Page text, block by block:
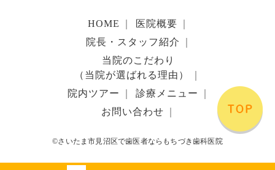
HOME 医院概要
院長・スタッフ紹介
当院のこだわり
（当院が選ばれる理由）
院内ツアー
診療メニュー
お問い合わせ
©さいたま市見沼区で歯医者ならもちづき歯科医院